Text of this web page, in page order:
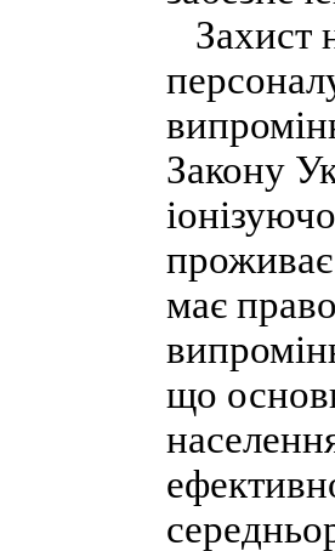
Захист
Закону
проживає
має
що